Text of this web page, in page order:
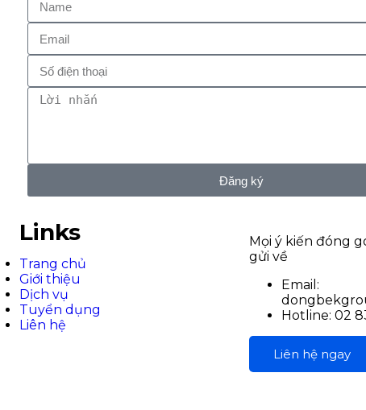
Đăng ký
Links
Trang chủ
Giới thiệu
Dịch vụ
Tuyển dụng
Liên hệ
Mọi ý kiến đóng
gửi về
Email:
Hotline: 02
Liên hệ ngay